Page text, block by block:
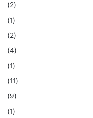
(2)
(1)
(2)
(4)
(1)
(11)
(9)
(1)